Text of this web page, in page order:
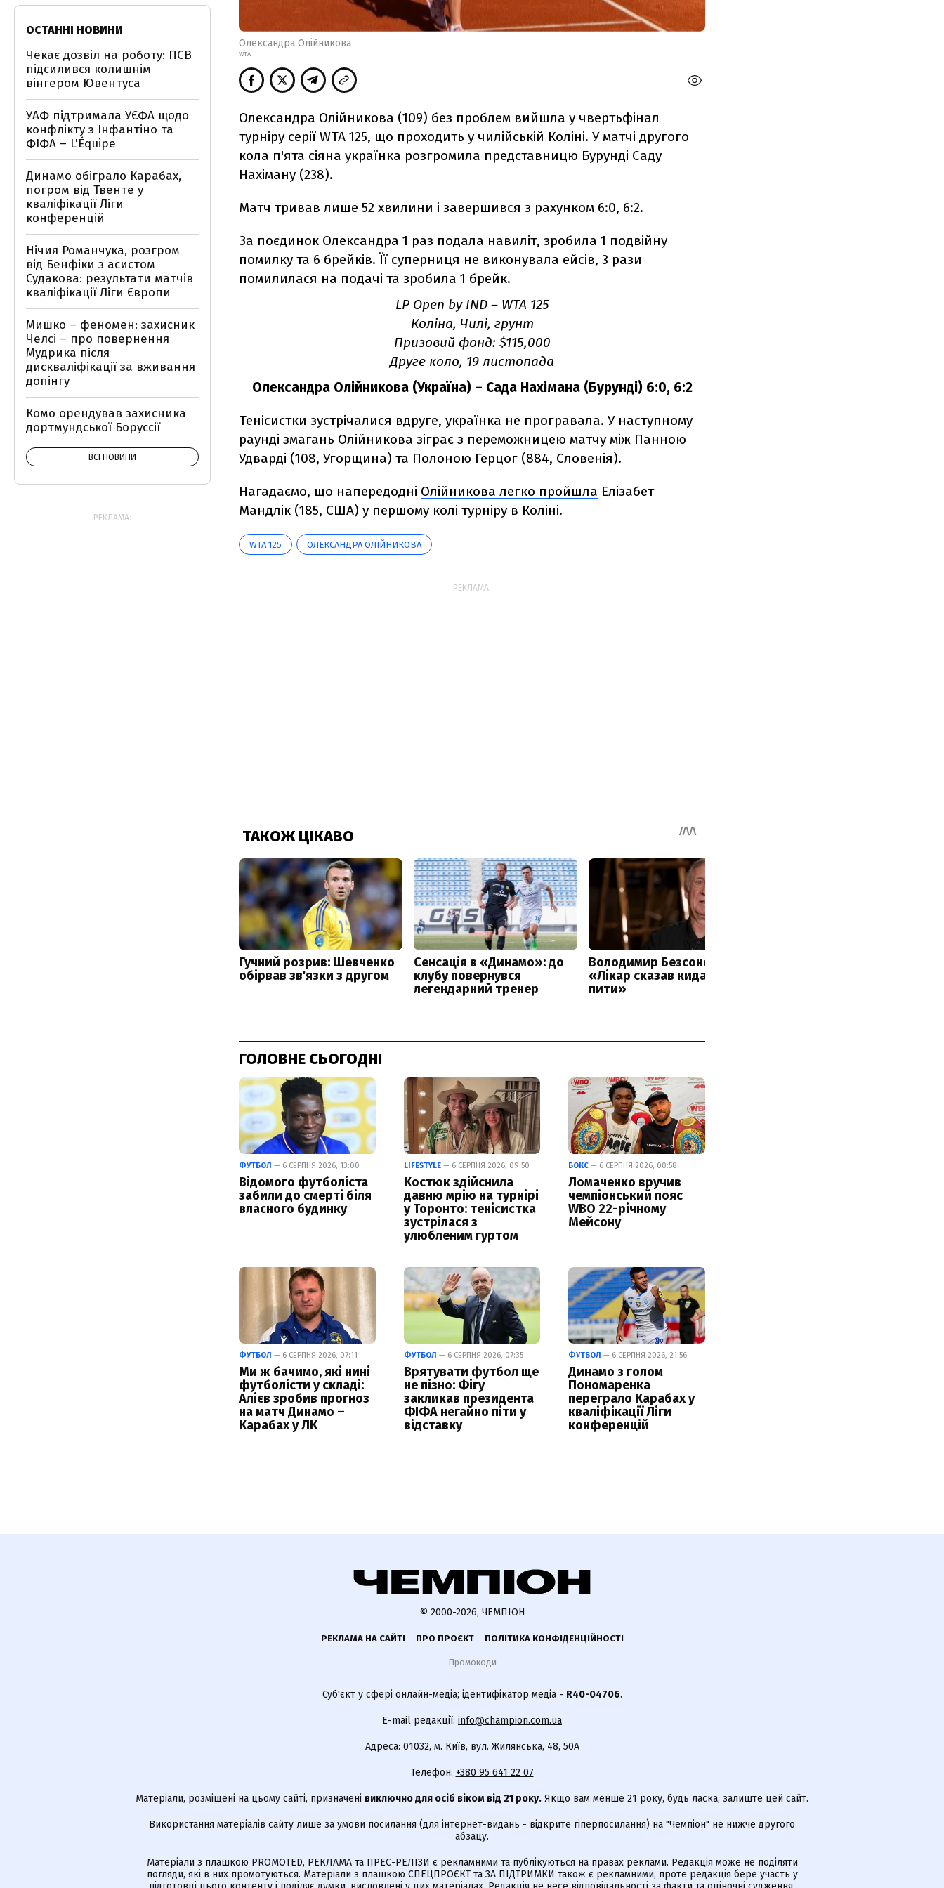
Олександра Олійникова
WTA
Олександра Олійникова (109) без проблем вийшла у чвертьфінал
турніру серії WTA 125, що проходить у чилійській Коліні. У матчі другого
кола п'ята сіяна українка розгромила представницю Бурунді Саду
Нахіману (238).
Матч тривав лише 52 хвилини і завершився з рахунком 6:0, 6:2.
За поєдинок Олександра 1 раз подала навиліт, зробила 1 подвійну
помилку та 6 брейків. Її суперниця не виконувала ейсів, 3 рази
помилилася на подачі та зробила 1 брейк.
LP Open by IND – WTA 125
Коліна, Чилі, грунт
Призовий фонд: $115,000
Друге коло, 19 листопада
Олександра Олійникова (Україна) – Сада Нахімана (Бурунді) 6:0, 6:2
Тенісистки зустрічалися вдруге, українка не програвала. У наступному
раунді змагань Олійникова зіграє з переможницею матчу між Панною
Удварді (108, Угорщина) та Полоною Герцог (884, Словенія).
Нагадаємо, що напередодні Олійникова легко пройшла Елізабет
Мандлік (185, США) у першому колі турніру в Коліні.
WTA 125 ОЛЕКСАНДРА ОЛІЙНИКОВА
РЕКЛАМА:
ГОЛОВНЕ СЬОГОДНІ
ФУТБОЛ — 6 СЕРПНЯ 2026, 13:00
Відомого футболіста
забили до смерті біля
власного будинку
LIFESTYLE— 6 СЕРПНЯ 2026, 09:50
Костюк здійснила
давню мрію на турнірі
у Торонто: тенісистка
зустрілася з
улюбленим гуртом
БОКС — 6 СЕРПНЯ 2026, 00:58
Ломаченко вручив
чемпіонський пояс
WBO 22-річному
Мейсону
ФУТБОЛ — 6 СЕРПНЯ 2026, 07:11
Ми ж бачимо, які нині
футболісти у складі:
Алієв зробив прогноз
на матч Динамо –
Карабах у ЛК
ФУТБОЛ — 6 СЕРПНЯ 2026, 07:35
Врятувати футбол ще
не пізно: Фігу
закликав президента
ФІФА негайно піти у
відставку
ФУТБОЛ — 6 СЕРПНЯ 2026, 21:56
Динамо з голом
Пономаренка
переграло Карабах у
кваліфікації Ліги
конференцій
ОСТАННІ НОВИНИ
Чекає дозвіл на роботу: ПСВ
підсилився колишнім
вінгером Ювентуса
УАФ підтримала УЄФА щодо
конфлікту з Інфантіно та
ФІФА – L'Équipe
Динамо обіграло Карабах,
погром від Твенте у
кваліфікації Ліги
конференцій
Нічия Романчука, розгром
від Бенфіки з асистом
Судакова: результати матчів
кваліфікації Ліги Європи
Мишко – феномен: захисник
Челсі – про повернення
Мудрика після
дискваліфікації за вживання
допінгу
Комо орендував захисника
дортмундської Боруссії
ВСІ НОВИНИ
РЕКЛАМА:
© 2000-2026, ЧЕМПІОН
РЕКЛАМА НА САЙТІ ПРО ПРОЄКТ ПОЛІТИКА КОНФІДЕНЦІЙНОСТІ
Промокоди
Суб'єкт у сфері онлайн-медіа; ідентифікатор медіа - R40-04706.
E-mail редакції: info@champion.com.ua
Адреса: 01032, м. Київ, вул. Жилянська, 48, 50А
Телефон: +380 95 641 22 07
Матеріали, розміщені на цьому сайті, призначені виключно для осіб віком від 21 року. Якщо вам менше 21 року, будь ласка, залиште цей сайт.
Використання матеріалів сайту лише за умови посилання (для інтернет-видань - відкрите гіперпосилання) на "Чемпіон" не нижче другого
абзацу.
Матеріали з плашкою PROMOTED, РЕКЛАМА та ПРЕС-РЕЛІЗИ є рекламними та публікуються на правах реклами. Редакція може не поділяти
погляди, які в них промотуються. Матеріали з плашкою СПЕЦПРОЄКТ та ЗА ПІДТРИМКИ також є рекламними, проте редакція бере участь у